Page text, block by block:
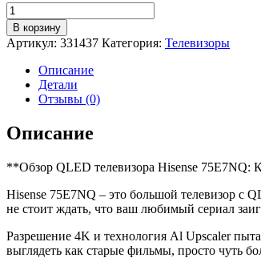
Количество
товара
QLED
телевизор
Hisense
75E7NQ
В корзину
Артикул: 331437 Категория: Телевизоры
Описание
Детали
Отзывы (0)
Описание
**Обзор QLED телевизора Hisense 75E7NQ:
Hisense 75E7NQ – это большой телевизор с
не стоит ждать, что ваш любимый сериал
Разрешение 4K и технология Al Upscaler
выглядеть как старые фильмы, просто чуть